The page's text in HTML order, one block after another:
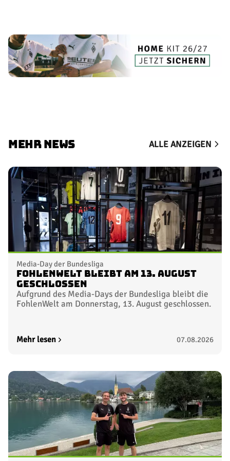
MEHR NEWS ALLE ANZEIGEN
Media-Day der Bundesliga
FohlenWelt bleibt am 13. August
geschlossen
Aufgrund des Media-Days der Bundesliga bleibt die
FohlenWelt am Donnerstag, 13. August geschlossen.
Mehr lesen 07.08.2026